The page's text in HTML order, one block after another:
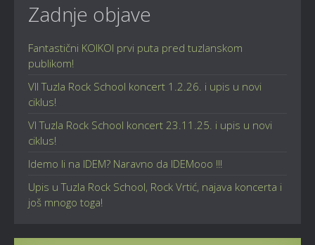
Zadnje objave
Fantastični KOIKOI prvi puta pred tuzlanskom
publikom!
VII Tuzla Rock School koncert 1.2.26. i upis u novi
ciklus!
VI Tuzla Rock School koncert 23.11.25. i upis u novi
ciklus!
Idemo li na IDEM? Naravno da IDEMooo !!!
Upis u Tuzla Rock School, Rock Vrtić, najava koncerta i
još mnogo toga!